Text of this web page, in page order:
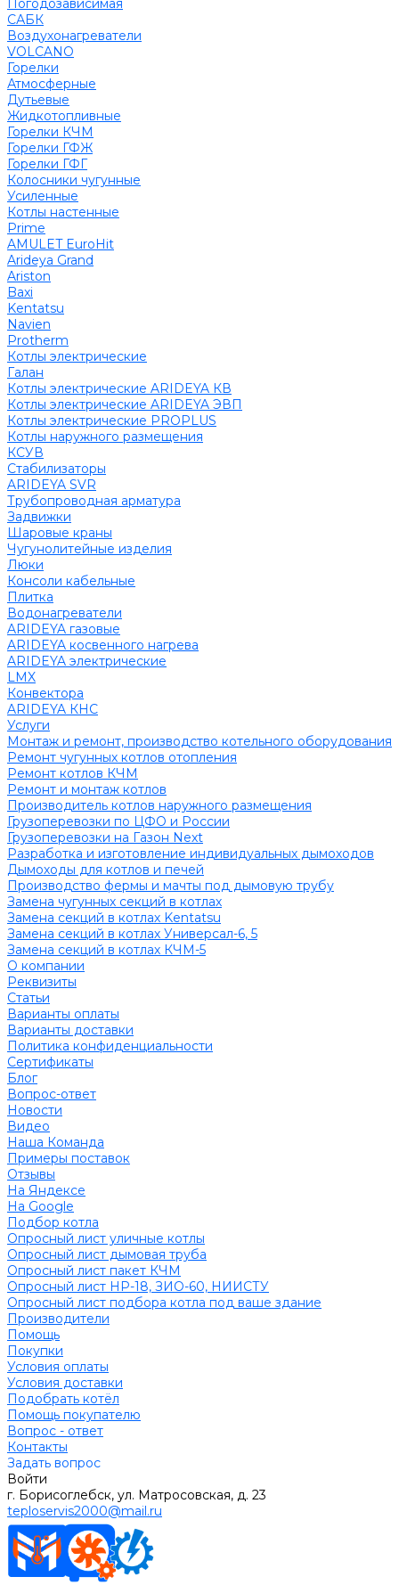
Погодозависимая
САБК
Воздухонагреватели
VOLCANO
Горелки
Атмосферные
Дутьевые
Жидкотопливные
Горелки КЧМ
Горелки ГФЖ
Горелки ГФГ
Колосники чугунные
Усиленные
Котлы настенные
Prime
AMULET EuroHit
Arideya Grand
Ariston
Baxi
Kentatsu
Navien
Protherm
Котлы электрические
Галан
Котлы электрические ARIDEYA КВ
Котлы электрические ARIDEYA ЭВП
Котлы электрические PROPLUS
Котлы наружного размещения
КСУВ
Стабилизаторы
ARIDEYA SVR
Трубопроводная арматура
Задвижки
Шаровые краны
Чугунолитейные изделия
Люки
Консоли кабельные
Плитка
Водонагреватели
ARIDEYA газовые
ARIDEYA косвенного нагрева
ARIDEYA электрические
LMX
Конвектора
ARIDEYA КНС
Услуги
Монтаж и ремонт, производство котельного оборудования
Ремонт чугунных котлов отопления
Ремонт котлов КЧМ
Ремонт и монтаж котлов
Производитель котлов наружного размещения
Грузоперевозки по ЦФО и России
Грузоперевозки на Газон Next
Разработка и изготовление индивидуальных дымоходов
Дымоходы для котлов и печей
Производство фермы и мачты под дымовую трубу
Замена чугунных секций в котлах
Замена секций в котлах Kentatsu
Замена секций в котлах Универсал-6, 5
Замена секций в котлах КЧМ-5
О компании
Реквизиты
Статьи
Варианты оплаты
Варианты доставки
Политика конфиденциальности
Сертификаты
Блог
Вопрос-ответ
Новости
Видео
Наша Команда
Примеры поставок
Отзывы
На Яндексе
На Google
Подбор котла
Опросный лист уличные котлы
Опросный лист дымовая труба
Опросный лист пакет КЧМ
Опросный лист НР-18, ЗИО-60, НИИСТУ
Опросный лист подбора котла под ваше здание
Производители
Помощь
Покупки
Условия оплаты
Условия доставки
Подобрать котёл
Помощь покупателю
Вопрос - ответ
Контакты
Задать вопрос
Войти
г. Борисоглебск, ул. Матросовская, д. 23
teploservis2000@mail.ru